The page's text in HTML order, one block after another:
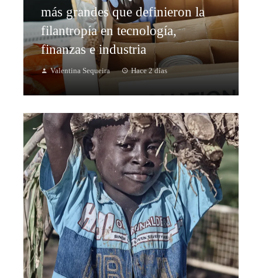
más grandes que definieron la
filantropía en tecnología,
finanzas e industria
Valentina Sequeira Hace 2 días